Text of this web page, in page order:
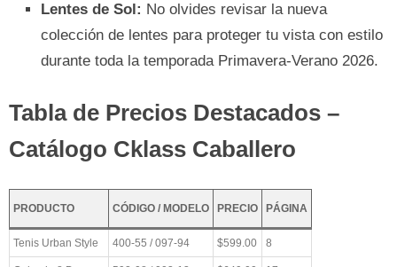
Lentes de Sol: No olvides revisar la nueva
colección de lentes para proteger tu vista con estilo
durante toda la temporada Primavera-Verano 2026.
Tabla de Precios Destacados –
Catálogo Cklass Caballero
PRODUCTO CÓDIGO / MODELO PRECIO PÁGINA
Tenis Urban Style 400-55 / 097-94 $599.00 8